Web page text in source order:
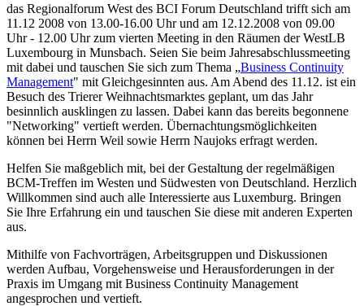
das Regionalforum West des BCI Forum Deutschland trifft sich am
11.12 2008 von 13.00-16.00 Uhr und am 12.12.2008 von 09.00
Uhr - 12.00 Uhr zum vierten Meeting in den Räumen der WestLB
Luxembourg in Munsbach. Seien Sie beim Jahresabschlussmeeting
mit dabei und tauschen Sie sich zum Thema „Business Continuity
Management" mit Gleichgesinnten aus. Am Abend des 11.12. ist ein
Besuch des Trierer Weihnachtsmarktes geplant, um das Jahr
besinnlich ausklingen zu lassen. Dabei kann das bereits begonnene
"Networking" vertieft werden. Übernachtungsmöglichkeiten
können bei Herrn Weil sowie Herrn Naujoks erfragt werden.
Helfen Sie maßgeblich mit, bei der Gestaltung der regelmäßigen
BCM-Treffen im Westen und Südwesten von Deutschland. Herzlich
Willkommen sind auch alle Interessierte aus Luxemburg. Bringen
Sie Ihre Erfahrung ein und tauschen Sie diese mit anderen Experten
aus.
Mithilfe von Fachvorträgen, Arbeitsgruppen und Diskussionen
werden Aufbau, Vorgehensweise und Herausforderungen in der
Praxis im Umgang mit Business Continuity Management
angesprochen und vertieft.